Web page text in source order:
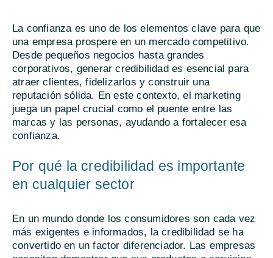
La confianza es uno de los elementos clave para que
una empresa prospere en un mercado competitivo.
Desde pequeños negocios hasta grandes
corporativos, generar credibilidad es esencial para
atraer clientes, fidelizarlos y construir una
reputación sólida. En este contexto, el marketing
juega un papel crucial como el puente entre las
marcas y las personas, ayudando a fortalecer esa
confianza.
Por qué la credibilidad es importante
en cualquier sector
En un mundo donde los consumidores son cada vez
más exigentes e informados, la credibilidad se ha
convertido en un factor diferenciador. Las empresas